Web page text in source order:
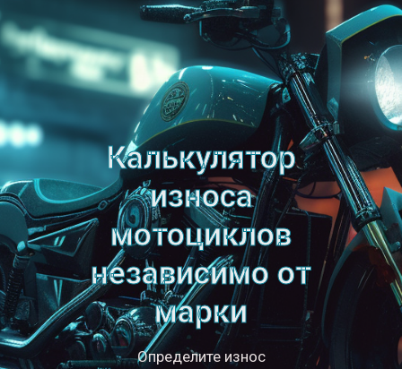
Калькулятор
износа
мотоциклов
независимо от
марки
Определите износ